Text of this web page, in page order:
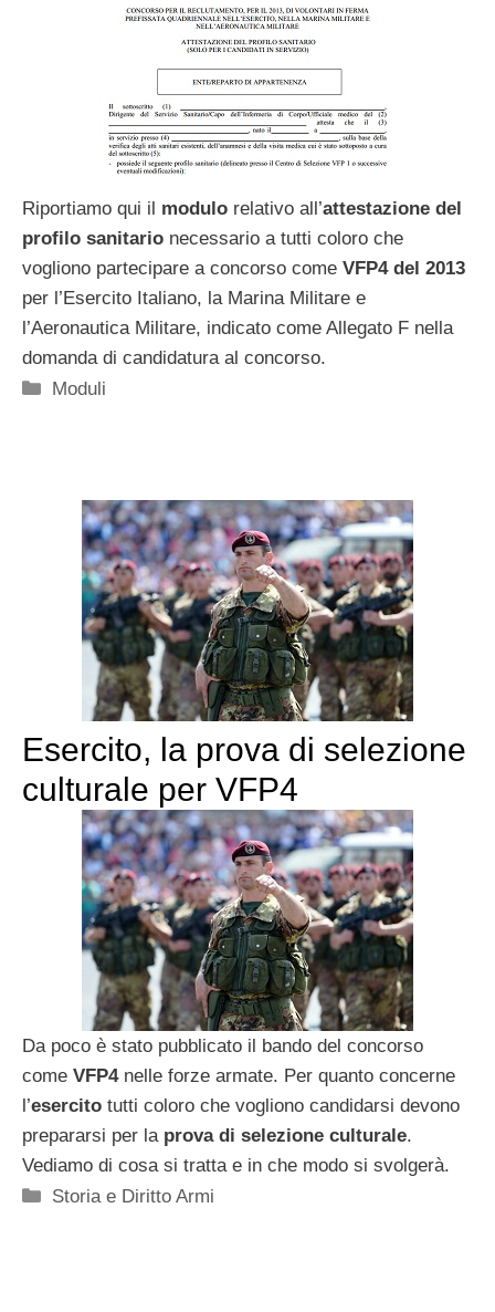
Riportiamo qui il modulo relativo all’attestazione del
profilo sanitario necessario a tutti coloro che
vogliono partecipare a concorso come VFP4 del 2013
per l’Esercito Italiano, la Marina Militare e
l’Aeronautica Militare, indicato come Allegato F nella
domanda di candidatura al concorso.
Categorie
Moduli
Esercito, la prova di selezione
culturale per VFP4
Da poco è stato pubblicato il bando del concorso
come VFP4nelle forze armate. Per quanto concerne
l’esercito tutti coloro che vogliono candidarsi devono
prepararsi per laprova di selezione culturale.
Vediamo di cosa si tratta e in che modo si svolgerà.
Categorie
Storia e Diritto Armi